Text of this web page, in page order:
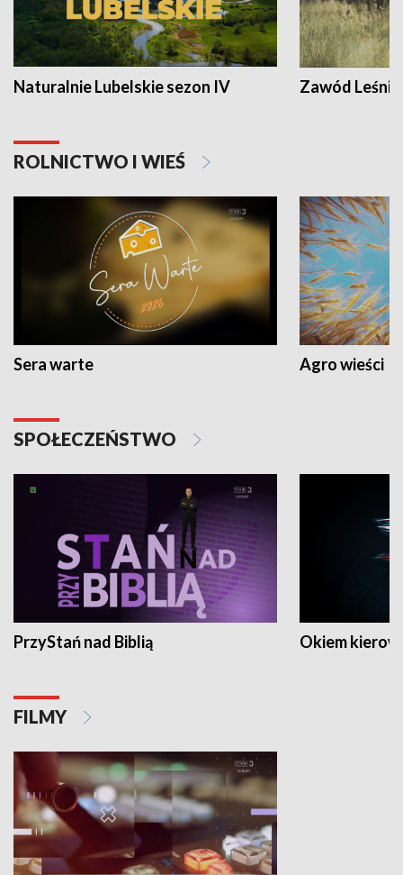
Naturalnie Lubelskie sezon IV Zawód Leśnik
ROLNICTWO I WIEŚ
Sera warte Agro wieści
SPOŁECZEŃSTWO
PrzyStań nad Biblią Okiem
FILMY